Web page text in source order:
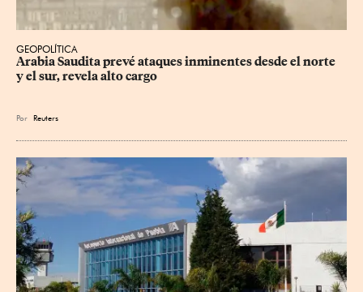
GEOPOLÍTICA
Arabia Saudita prevé ataques inminentes desde el norte
y el sur, revela alto cargo
Por Reuters